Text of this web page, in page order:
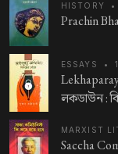
HISTORY •
Prachin
ESSAYS •
লকডাউন :
MARXIST
Saccha